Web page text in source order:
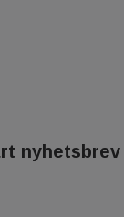
nyhetsbrev